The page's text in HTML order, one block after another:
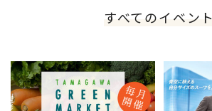
[西館1F]
ホワイトモール[南館6F]
フォレストガーデン[本館屋上]
PARK&TERRACE OSOTO[南館屋上]
3 4 6
10 11 12 13
すべてのイベント